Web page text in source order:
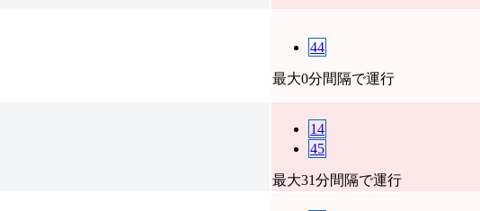
44
最大0分間隔で運行
14
45
最大31分間隔で運行